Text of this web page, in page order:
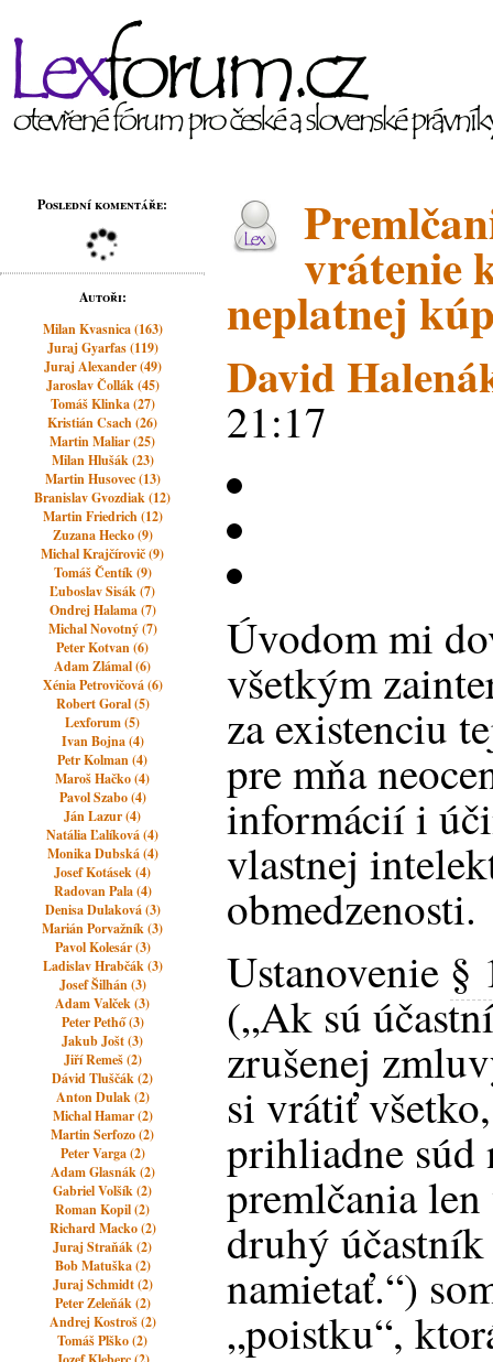
Poslední komentáře:
Autoři:
Milan Kvasnica (163)
Juraj Gyarfas (119)
Juraj Alexander (49)
Jaroslav Čollák (45)
Tomáš Klinka (27)
Kristián Csach (26)
Martin Maliar (25)
Milan Hlušák (23)
Martin Husovec (13)
Branislav Gvozdiak (12)
Martin Friedrich (12)
Zuzana Hecko (9)
Michal Krajčírovič (9)
Tomáš Čentík (9)
Ľuboslav Sisák (7)
Ondrej Halama (7)
Michal Novotný (7)
Peter Kotvan (6)
Adam Zlámal (6)
Xénia Petrovičová (6)
Robert Goral (5)
Lexforum (5)
Ivan Bojna (4)
Petr Kolman (4)
Maroš Hačko (4)
Pavol Szabo (4)
Ján Lazur (4)
Natália Ľalíková (4)
Monika Dubská (4)
Josef Kotásek (4)
Radovan Pala (4)
Denisa Dulaková (3)
Marián Porvažník (3)
Pavol Kolesár (3)
Ladislav Hrabčák (3)
Josef Šilhán (3)
Adam Valček (3)
Peter Pethő (3)
Jakub Jošt (3)
Jiří Remeš (2)
Dávid Tluščák (2)
Anton Dulak (2)
Michal Hamar (2)
Martin Serfozo (2)
Peter Varga (2)
Adam Glasnák (2)
Gabriel Volšík (2)
Roman Kopil (2)
Richard Macko (2)
Juraj Straňák (2)
Bob Matuška (2)
Juraj Schmidt (2)
Peter Zeleňák (2)
Andrej Kostroš (2)
Tomáš Plško (2)
vrátenie
neplatnej
David
21:17
Úvodom mi
všetkým
za existenciu
pre mňa
informácií i
vlastnej
obmedzenosti.
Ustanovenie §
(„Ak sú
zrušenej
si vrátiť
prihliadne súd
premlčania
druhý
namietať.“)
„poistku“,